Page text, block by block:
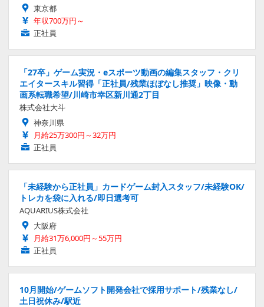
東京都
年収700万円～
正社員
「27卒」ゲーム実況・eスポーツ動画の編集スタッフ・クリ
エイタースキル習得「正社員/残業ほぼなし推奨」映像・動
画系転職希望/川崎市幸区新川通2丁目
株式会社大斗
神奈川県
月給25万300円～32万円
正社員
「未経験から正社員」カードゲーム封入スタッフ/未経験OK/
トレカを袋に入れる/即日選考可
AQUARIUS株式会社
大阪府
月給31万6,000円～55万円
正社員
10月開始/ゲームソフト開発会社で採用サポート/残業なし/
土日祝休み/駅近